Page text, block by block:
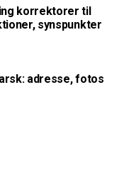
korrektorer til
synspunkter
adresse, fotos